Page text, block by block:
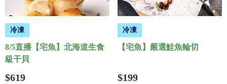
冷凍
8/5直播【宅魚】北海道生食
級干貝
$619
冷凍
【宅魚】嚴選鮭魚輪切
$199